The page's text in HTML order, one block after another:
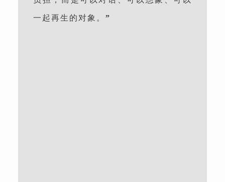
一起再生的对象。 ”